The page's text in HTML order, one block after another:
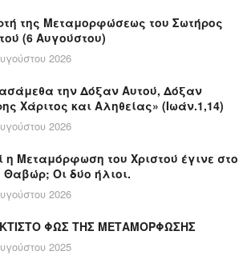
της Μεταμορφώσεως του Σωτήρος
(6 Αυγούστου)
2026
την Δόξαν Αυτού, Δόξαν
Χάριτος και Αληθείας» (Ιωάν.1,14)
2026
η Μεταμόρφωση του Χριστού έγινε στο
Θαβώρ; Οι δύο ήλιοι.
2026
ΦΩΣ ΤΗΣ ΜΕΤΑΜΟΡΦΩΣΗΣ
2025